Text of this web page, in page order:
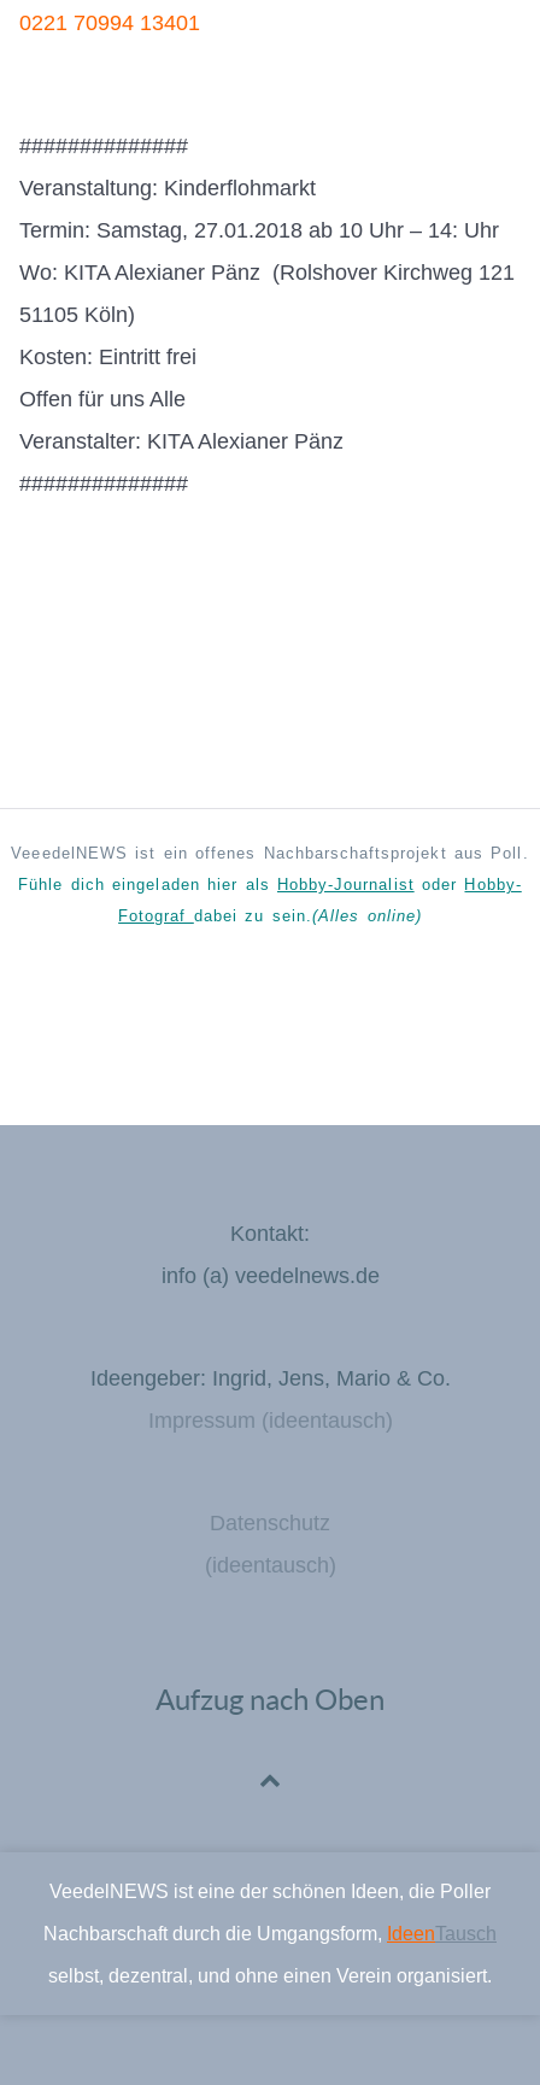
0221 70994 13401
##############
Veranstaltung: Kinderflohmarkt
Termin: Samstag, 27.01.2018 ab 10 Uhr – 14: Uhr
Wo: KITA Alexianer Pänz (Rolshover Kirchweg 121
51105 Köln)
Kosten: Eintritt frei
Offen für uns Alle
Veranstalter: KITA Alexianer Pänz
##############
VeeedelNEWS ist ein offenes Nachbarschaftsprojekt aus Poll.
Fühle dich eingeladen hier als
Hobby-Journalist oder Hobby-
Fotograf dabei zu sein. (Alles online)
Kontakt:
info (a) veedelnews.de
Ideengeber: Ingrid, Jens, Mario & Co.
Impressum (ideentausch)
Datenschutz
(ideentausch)
Aufzug nach Oben
VeedelNEWS ist eine der schönen Ideen, die Poller
Nachbarschaft durch die Umgangsform, IdeenTausch
selbst, dezentral, und ohne einen Verein organisiert.